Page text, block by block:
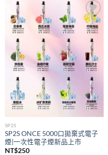
Add to
wishlist
SP2S
SP2S ONCE 5000口拋棄式電子
煙|一次性電子煙新品上市
NT$250